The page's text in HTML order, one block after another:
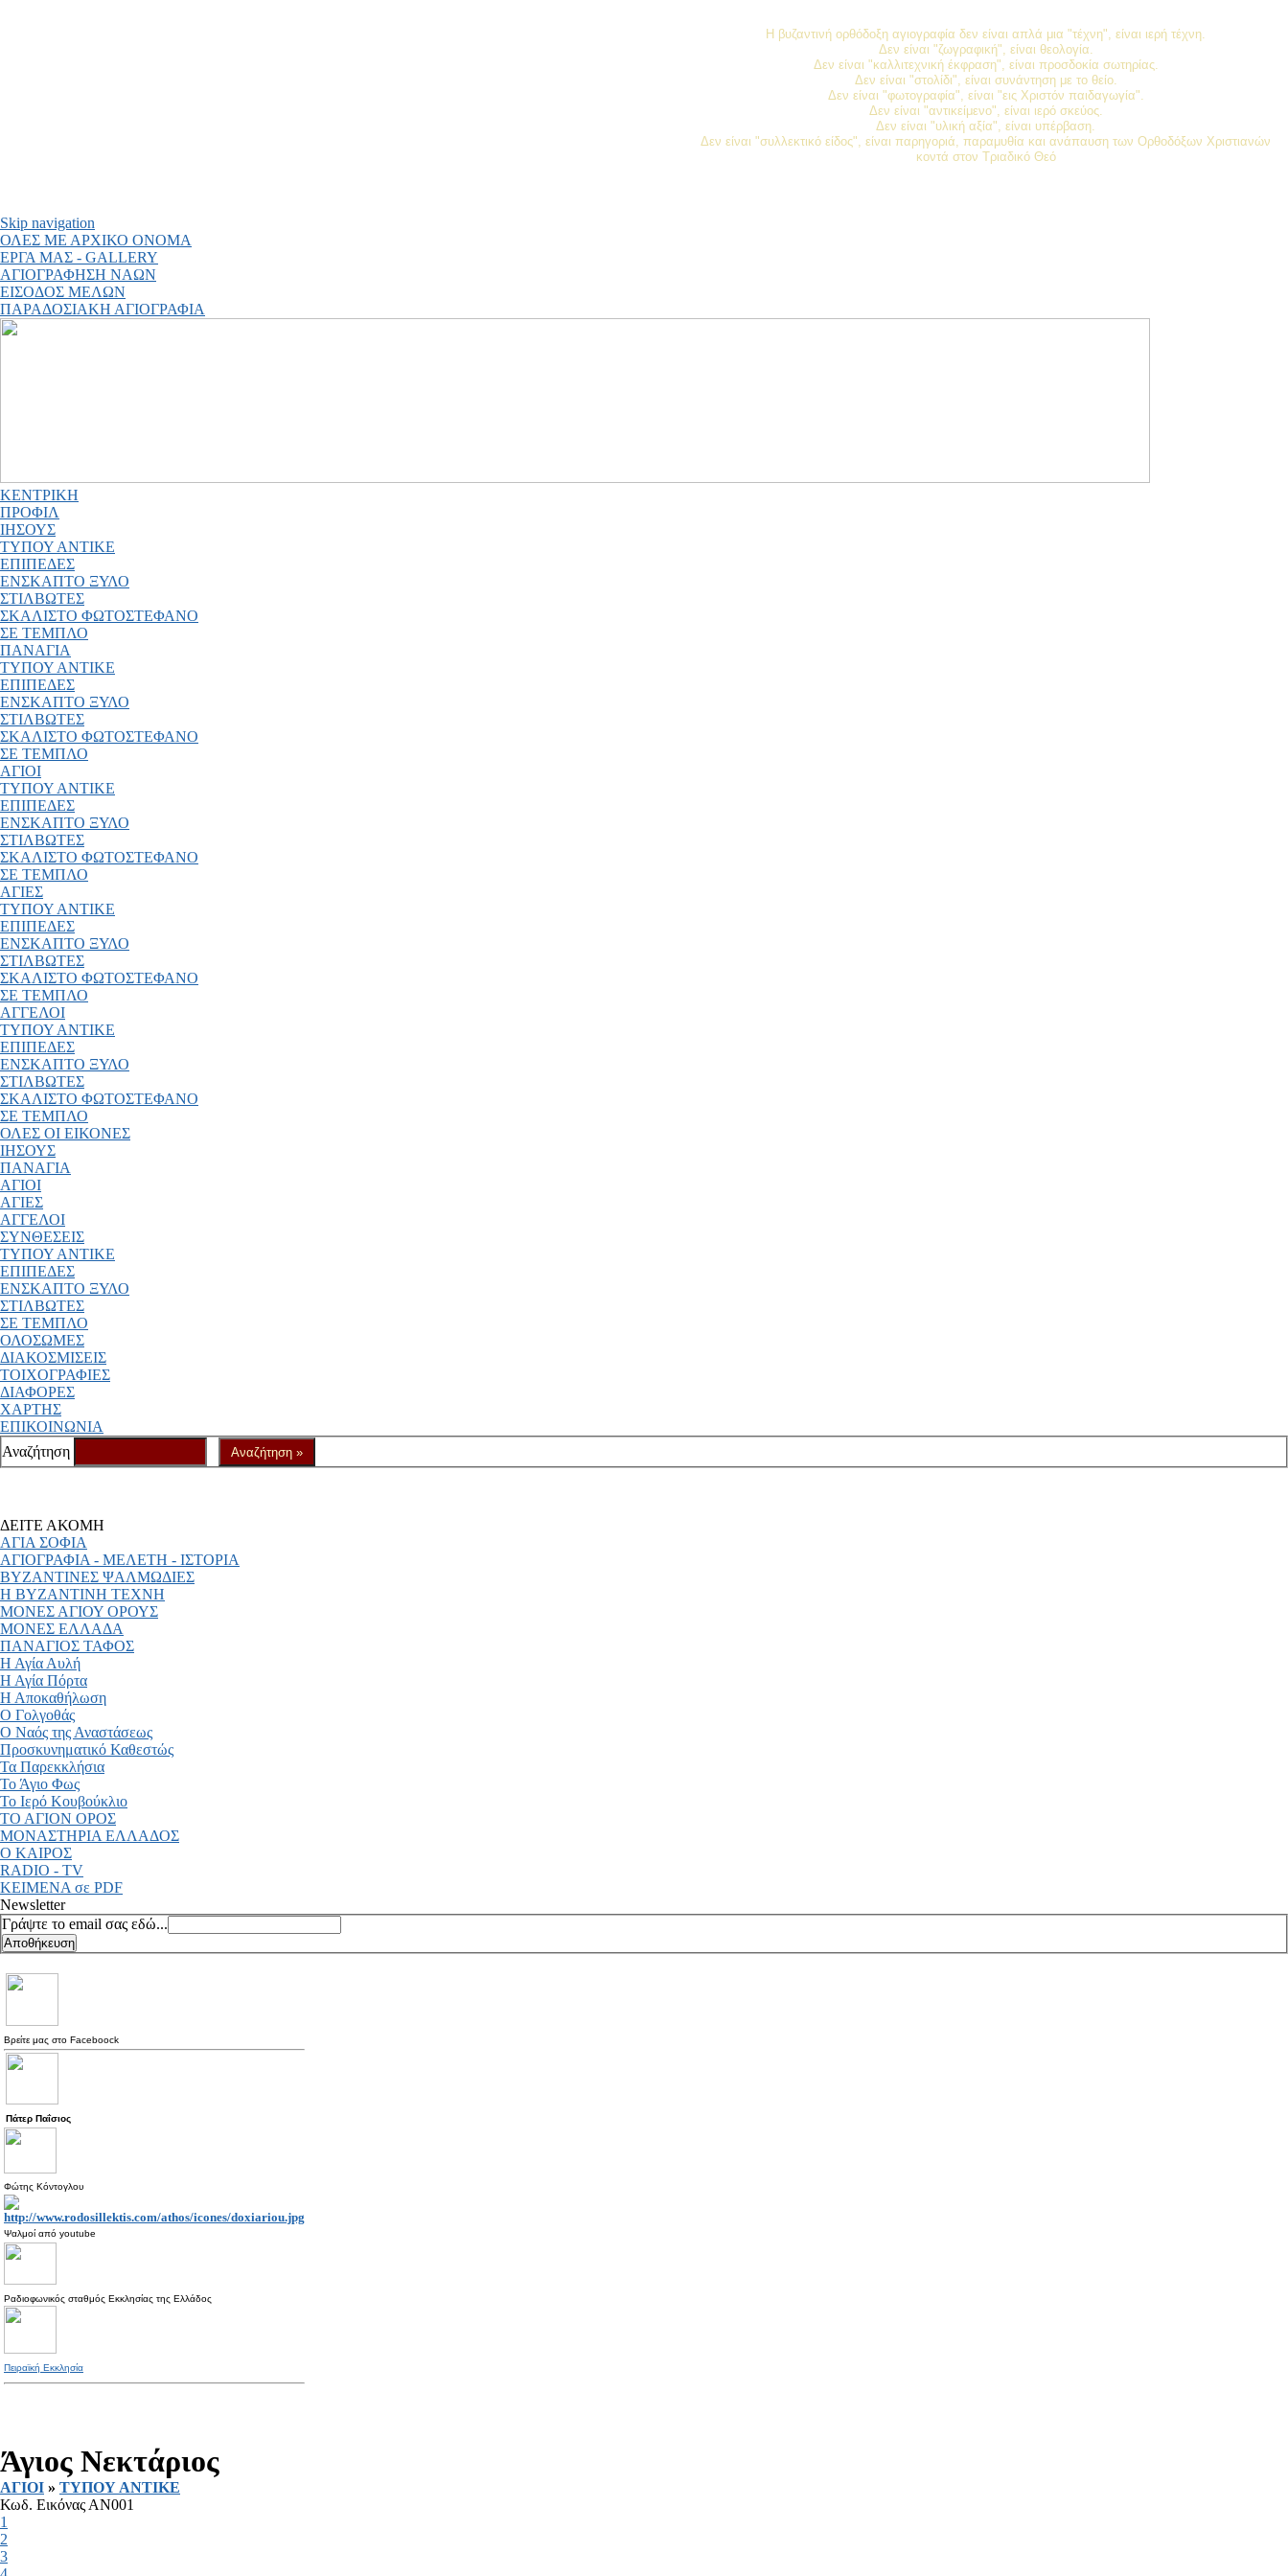
Η βυζαντινή ορθόδοξη αγιογραφία δεν είναι απλά μια "τέχνη", είναι ιερή τέχνη.
Δεν είναι "ζωγραφική", είναι θεολογία.
Δεν είναι "καλλιτεχνική έκφραση", είναι προσδοκία σωτηρίας.
Δεν είναι "στολίδι", είναι συνάντηση με το θείο.
Δεν είναι "φωτογραφία", είναι "εις Χριστόν παιδαγωγία".
Δεν είναι "αντικείμενο", είναι ιερό σκεύος.
Δεν είναι "υλική αξία", είναι υπέρβαση.
Δεν είναι "συλλεκτικό είδος", είναι παρηγοριά, παραμυθία και ανάπαυση των Ορθοδόξων Χριστιανών
κοντά στον Τριαδικό Θεό
Skip navigation
ΟΛΕΣ ΜΕ ΑΡΧΙΚΟ ΟΝΟΜΑ
ΕΡΓΑ ΜΑΣ - GALLERY
ΑΓΙΟΓΡΑΦΗΣΗ ΝΑΩΝ
ΕΙΣΟΔΟΣ ΜΕΛΩΝ
ΠΑΡΑΔΟΣΙΑΚΗ ΑΓΙΟΓΡΑΦΙΑ
ΚΕΝΤΡΙΚΗ
ΠΡΟΦΙΛ
ΙΗΣΟΥΣ
ΤΥΠΟΥ ΑΝΤΙΚΕ
ΕΠΙΠΕΔΕΣ
ΕΝΣΚΑΠΤΟ ΞΥΛΟ
ΣΤΙΛΒΩΤΕΣ
ΣΚΑΛΙΣΤΟ ΦΩΤΟΣΤΕΦΑΝΟ
ΣΕ ΤΕΜΠΛΟ
ΠΑΝΑΓΙΑ
ΤΥΠΟΥ ΑΝΤΙΚΕ
ΕΠΙΠΕΔΕΣ
ΕΝΣΚΑΠΤΟ ΞΥΛΟ
ΣΤΙΛΒΩΤΕΣ
ΣΚΑΛΙΣΤΟ ΦΩΤΟΣΤΕΦΑΝΟ
ΣΕ ΤΕΜΠΛΟ
ΑΓΙΟΙ
ΤΥΠΟΥ ΑΝΤΙΚΕ
ΕΠΙΠΕΔΕΣ
ΕΝΣΚΑΠΤΟ ΞΥΛΟ
ΣΤΙΛΒΩΤΕΣ
ΣΚΑΛΙΣΤΟ ΦΩΤΟΣΤΕΦΑΝΟ
ΣΕ ΤΕΜΠΛΟ
ΑΓΙΕΣ
ΤΥΠΟΥ ΑΝΤΙΚΕ
ΕΠΙΠΕΔΕΣ
ΕΝΣΚΑΠΤΟ ΞΥΛΟ
ΣΤΙΛΒΩΤΕΣ
ΣΚΑΛΙΣΤΟ ΦΩΤΟΣΤΕΦΑΝΟ
ΣΕ ΤΕΜΠΛΟ
ΑΓΓΕΛΟΙ
ΤΥΠΟΥ ΑΝΤΙΚΕ
ΕΠΙΠΕΔΕΣ
ΕΝΣΚΑΠΤΟ ΞΥΛΟ
ΣΤΙΛΒΩΤΕΣ
ΣΚΑΛΙΣΤΟ ΦΩΤΟΣΤΕΦΑΝΟ
ΣΕ ΤΕΜΠΛΟ
ΟΛΕΣ ΟΙ ΕΙΚΟΝΕΣ
ΙΗΣΟΥΣ
ΠΑΝΑΓΙΑ
ΑΓΙΟΙ
ΑΓΙΕΣ
ΑΓΓΕΛΟΙ
ΣΥΝΘΕΣΕΙΣ
ΤΥΠΟΥ ΑΝΤΙΚΕ
ΕΠΙΠΕΔΕΣ
ΕΝΣΚΑΠΤΟ ΞΥΛΟ
ΣΤΙΛΒΩΤΕΣ
ΣΕ ΤΕΜΠΛΟ
ΟΛΟΣΩΜΕΣ
ΔΙΑΚΟΣΜΙΣΕΙΣ
ΤΟΙΧΟΓΡΑΦΙΕΣ
ΔΙΑΦΟΡΕΣ
ΧΑΡΤΗΣ
ΕΠΙΚΟΙΝΩΝΙΑ
Αναζήτηση
ΔΕΙΤΕ ΑΚΟΜΗ
ΑΓΙΑ ΣΟΦΙΑ
ΑΓΙΟΓΡΑΦΙΑ - ΜΕΛΕΤΗ - ΙΣΤΟΡΙΑ
ΒΥΖΑΝΤΙΝΕΣ ΨΑΛΜΩΔΙΕΣ
Η ΒΥΖΑΝΤΙΝΗ ΤΕΧΝΗ
ΜΟΝΕΣ ΑΓΙΟΥ ΟΡΟΥΣ
ΜΟΝΕΣ ΕΛΛΑΔΑ
ΠΑΝΑΓΙΟΣ ΤΑΦΟΣ
Η Αγία Αυλή
Η Αγία Πόρτα
Η Αποκαθήλωση
Ο Γολγοθάς
Ο Ναός της Αναστάσεως
Προσκυνηματικό Καθεστώς
Τα Παρεκκλήσια
Το Άγιο Φως
Το Ιερό Κουβούκλιο
ΤΟ ΑΓΙΟΝ ΟΡΟΣ
ΜΟΝΑΣΤΗΡΙΑ ΕΛΛΑΔΟΣ
Ο ΚΑΙΡΟΣ
RADIO - TV
ΚΕΙΜΕΝΑ σε PDF
Newsletter
Γράψτε το email σας εδώ...
Βρείτε μας στο Faceboock
Πάτερ Παΐσιος
Φώτης Κόντογλου
Ψαλμοί από youtube
Ραδιοφωνικός σταθμός Εκκλησίας της Ελλάδος
Πειραϊκή Εκκλησία
Άγιος Νεκτάριος
ΑΓΙΟΙ » ΤΥΠΟΥ ΑΝΤΙΚΕ
Κωδ. Εικόνας ΑΝ001
1
2
3